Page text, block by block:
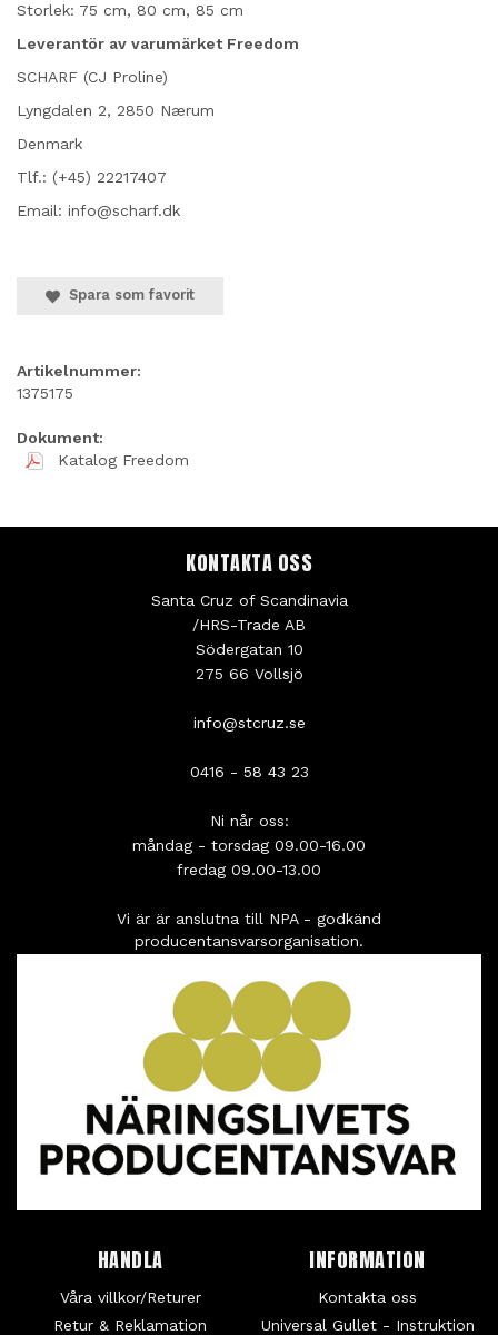
Storlek: 75 cm, 80 cm, 85 cm
Leverantör av varumärket Freedom
SCHARF (CJ Proline)
Lyngdalen 2, 2850 Nærum
Denmark
Tlf.: (+45) 22217407
Email: info@scharf.dk
Spara som favorit
Artikelnummer:
1375175
Dokument:
Katalog Freedom
KONTAKTA OSS
Santa Cruz of Scandinavia
/HRS-Trade AB
Södergatan 10
275 66 Vollsjö
info@stcruz.se
0416 - 58 43 23
Ni når oss:
måndag - torsdag 09.00-16.00
fredag 09.00-13.00
Vi är är anslutna till NPA - godkänd
producentansvarsorganisation.
HANDLA
Våra villkor/Returer
Retur & Reklamation
INFORMATION
Kontakta oss
Universal Gullet - Instruktion